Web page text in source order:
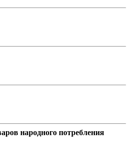
народного потребления